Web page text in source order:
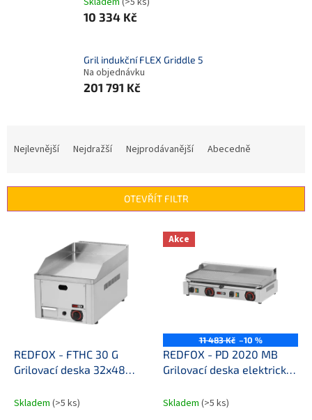
10 334 Kč
Gril indukční FLEX Griddle 5
Na objednávku
201 791 Kč
í
Nejlevnější Nejdražší Nejprodávanější Abecedně
OTEVŘÍT FILTR
REDFOX - FTHC 30 G
Grilovací deska 32x48
hladká stolní
Skladem (>5 ks)
Akce
11 483 Kč –10 %
REDFOX - PD 2020 MB
Grilovací deska elektrická
Skladem (>5 ks)